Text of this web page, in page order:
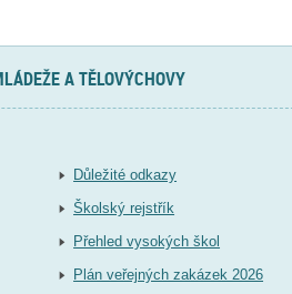
A TĚLOVÝCHOVY
Důležité odkazy
Školský rejstřík
Přehled vysokých škol
Plán veřejných zakázek 2026